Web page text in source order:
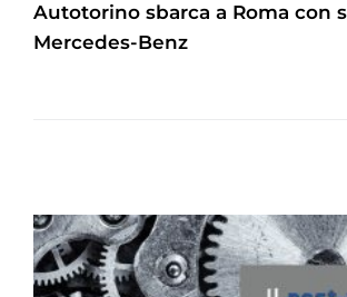
Autotorino sbarca a Roma con
Mercedes-Benz